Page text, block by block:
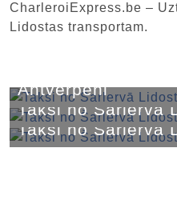
CharleroiExpress.be –
Lidostas transportam.
Antverpeni
Taksi no Šarlervā
Taksi no Šarlervā